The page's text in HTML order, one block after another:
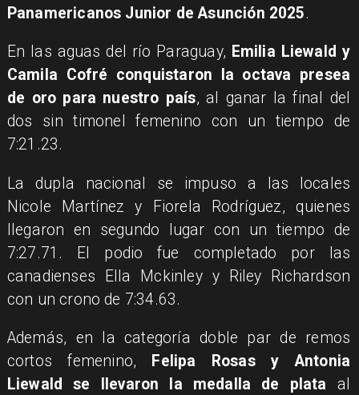
Panamericanos Junior de Asunción 2025.
En las aguas del río Paraguay, Emilia Liewald y
Camila Cofré conquistaron la octava presea
de oro para nuestro país, al ganar la final del
dos sin timonel femenino con un tiempo de
7:21.23.
La dupla nacional se impuso a las locales
Nicole Martínez y Fiorela Rodríguez, quienes
llegaron en segundo lugar con un tiempo de
7:27.71. El podio fue completado por las
canadienses Ella Mckinley y Riley Richardson
con un crono de 7:34.63.
Además, en la categoría doble par de remos
cortos femenino,
Felipa Rosas y Antonia
Liewald se llevaron la medalla de plata al